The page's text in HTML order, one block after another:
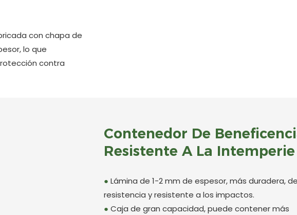
con chapa de
lo que
contra
Contenedor De
Resistente A La Intemperie
● Lámina de 1-2 mm de espesor, más duradera,
resistencia y resistente a los impactos.
●Caja de gran capacidad, puede contener más